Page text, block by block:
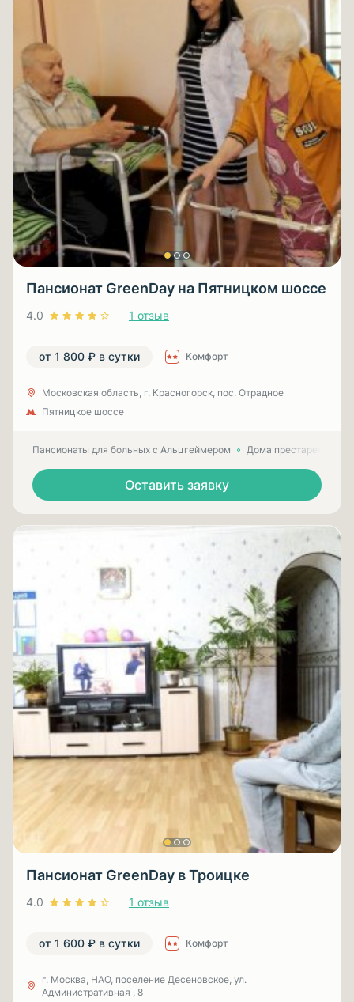
Пансионат GreenDay на Пятницком шоссе
4.0 1 отзыв
от 1 800 ₽ в сутки Комфорт
Московская область, г. Красногорск, пос. Отрадное
Пятницкое шоссе
Пансионаты для больных с Альцгеймером Дома престарелых
Оставить заявку
Пансионат GreenDay в Троицке
4.0 1 отзыв
от 1 600 ₽ в сутки Комфорт
г. Москва, НАО, поселение Десеновское, ул.
Административная , 8